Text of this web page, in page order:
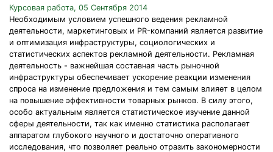
Курсовая работа, 05 Сентября 2014
Необходимым условием успешного ведения рекламной
деятельности, маркетинговых и PR-компаний является развитие
и оптимизация инфраструктуры, социологических и
статистических аспектов рекламной деятельности. Рекламная
деятельность - важнейшая составная часть рыночной
инфраструктуры обеспечивает ускорение реакции изменения
спроса на изменение предложения и тем самым влияет в целом
на повышение эффективности товарных рынков. В силу этого,
особо актуальным является статистическое изучение данной
сферы деятельности, так как именно статистика располагает
аппаратом глубокого научного и достаточно оперативного
исследования, что позволяет реально отразить закономерности